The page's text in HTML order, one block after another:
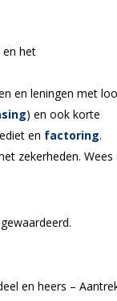
en het
en leningen met
) en ook korte
en factoring.
zekerheden. Wees
en heers –